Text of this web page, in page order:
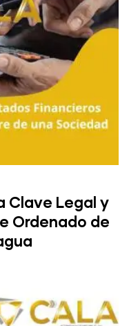
Clave Legal y
Ordenado de